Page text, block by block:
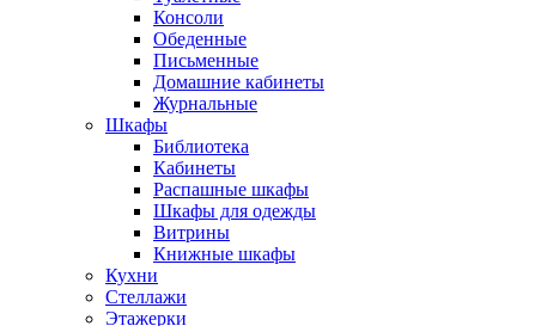
Консоли
Обеденные
Письменные
Домашние кабинеты
Журнальные
Шкафы
Библиотека
Кабинеты
Распашные шкафы
Шкафы для одежды
Витрины
Книжные шкафы
Кухни
Стеллажи
Этажерки